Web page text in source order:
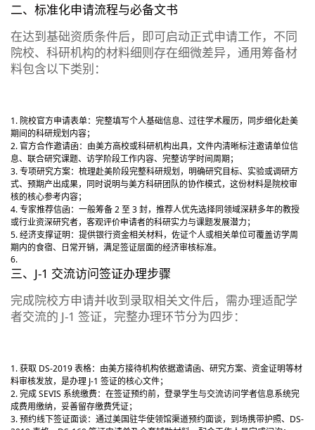
二、标准化申请流程与必备文书
在达到基础资质条件后，即可启动正式申请工作，不同
院校、科研机构的材料细则存在细微差异，通用筹备材
料包含以下类别：
院校官方申请表单：完整填写个人基础信息、过往学术履历，同步细化赴美
期间的科研规划内容；
官方合作邀请函：由美方高校或科研机构出具，文件内清晰标注邀请单位信
息、联合研究课题、访学阶段工作内容、完整访学时间周期；
专项研究方案：梳理赴美阶段完整科研规划，明确研究目标、实验或调研方
式、预期产出成果，同时说明与美方科研团队的协作模式，这份材料是院校审
核的核心参考内容；
专家推荐信函：一般筹备 2 至 3 封，推荐人优先选择同领域深耕多年的教授
或行业资深研究者，客观评价申请者的科研实力与课题发展潜力；
经济支撑证明：提供银行资金相关材料，佐证个人或相关单位可覆盖访学周
期内的食宿、日常开销，满足签证层面的经济审核标准。
三、J-1 交流访问签证办理步骤
完成院校方申请并收到录取相关文件后，需办理适配学
者交流的 J-1 签证，完整办理环节分为四步：
获取 DS-2019 表格：由美方接待机构依据邀请函、研究方案、资金证明等材
料审核发放，是办理 J-1 签证的核心文件；
完成 SEVIS 系统缴费：在签证预约前，登录学生与交流访问学者信息系统完
成费用缴纳，妥善留存缴费凭证；
预约线下签证面谈：通过美国驻华使领馆渠道预约面谈，到场携带护照、DS-